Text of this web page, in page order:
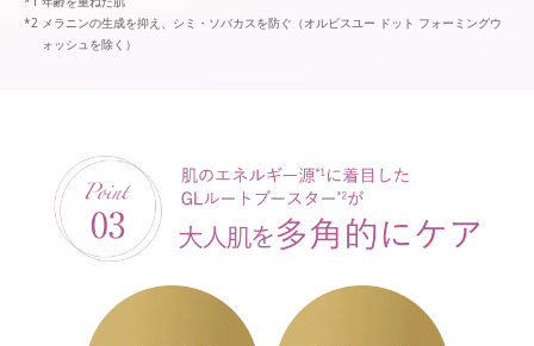
メラニンの生成を抑え、シミ・ソバカスを防ぐ（オルビスユー ドット フォーミングウ
ォッシュを除く）